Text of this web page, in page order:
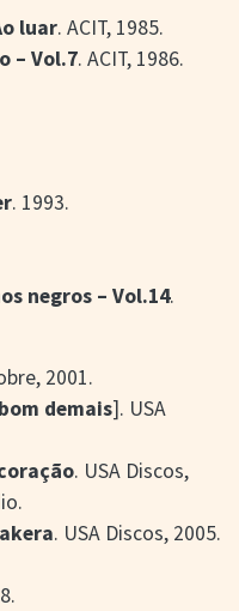
luar. ACIT, 1985.
– Vol.7. ACIT, 1986.
. 1993.
negros – Vol.14.
2001.
demais]. USA
. USA Discos,
. USA Discos, 2005.